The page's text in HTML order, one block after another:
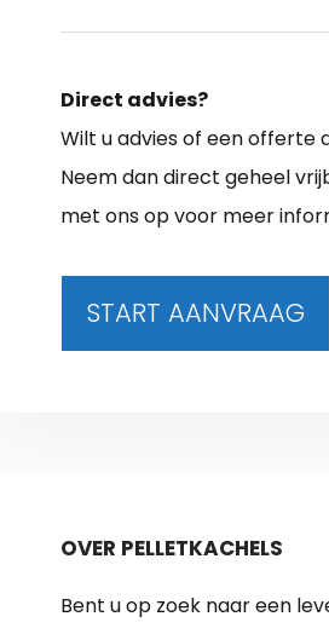
Direct advies?
Wilt u advies of een offerte
Neem dan direct geheel
met ons op voor meer
START AANVRAAG
OVER PELLETKACHELS
Bent u op zoek naar een